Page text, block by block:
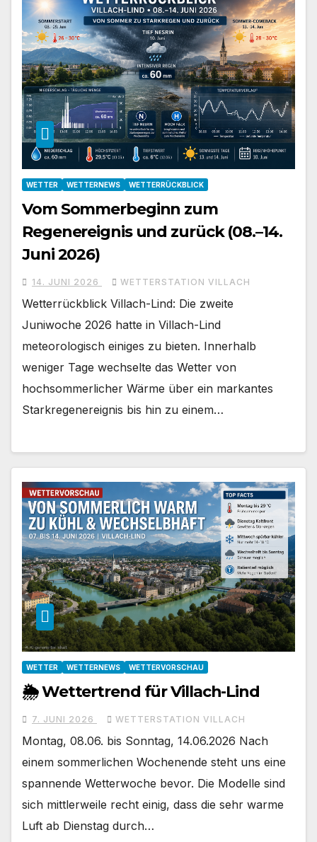
WETTER WETTERNEWS WETTERRÜCKBLICK
Vom Sommerbeginn zum
Regenereignis und zurück (08.–14.
Juni 2026)
14. JUNI 2026 WETTERSTATION VILLACH
Wetterrückblick Villach-Lind: Die zweite
Juniwoche 2026 hatte in Villach-Lind
meteorologisch einiges zu bieten. Innerhalb
weniger Tage wechselte das Wetter von
hochsommerlicher Wärme über ein markantes
Starkregenereignis bis hin zu einem…
WETTER WETTERNEWS WETTERVORSCHAU
🌦️ Wettertrend für Villach-Lind
7. JUNI 2026 WETTERSTATION VILLACH
Montag, 08.06. bis Sonntag, 14.06.2026 Nach
einem sommerlichen Wochenende steht uns eine
spannende Wetterwoche bevor. Die Modelle sind
sich mittlerweile recht einig, dass die sehr warme
Luft ab Dienstag durch…